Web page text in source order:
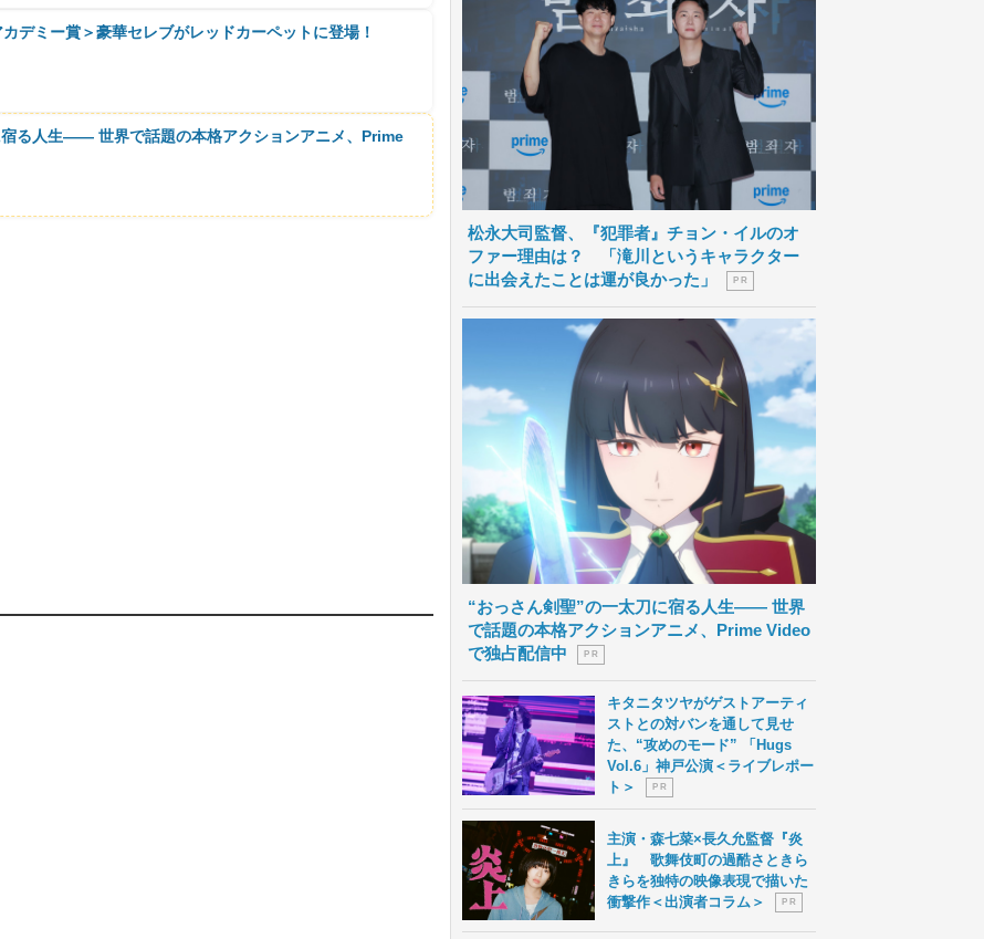
カデミー賞＞豪華セレブがレッドカーペットに登場！
宿る人生―― 世界で話題の本格アクションアニメ、Prime
松永大司監督、『犯罪者』チョン・イルのオ
ファー理由は？ 「滝川というキャラクター
に出会えたことは運が良かった」
P R
“おっさん剣聖”の一太刀に宿る人生―― 世界
で話題の本格アクションアニメ、Prime Video
で独占配信中
P R
キタニタツヤがゲストアーティ
ストとの対バンを通して見せ
た、“攻めのモード” 「Hugs
Vol.6」神戸公演＜ライブレポー
ト＞
P R
主演・森七菜×長久允監督『炎
上』 歌舞伎町の過酷さときら
きらを独特の映像表現で描いた
衝撃作＜出演者コラム＞
P R